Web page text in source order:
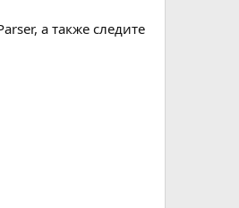
а также следите